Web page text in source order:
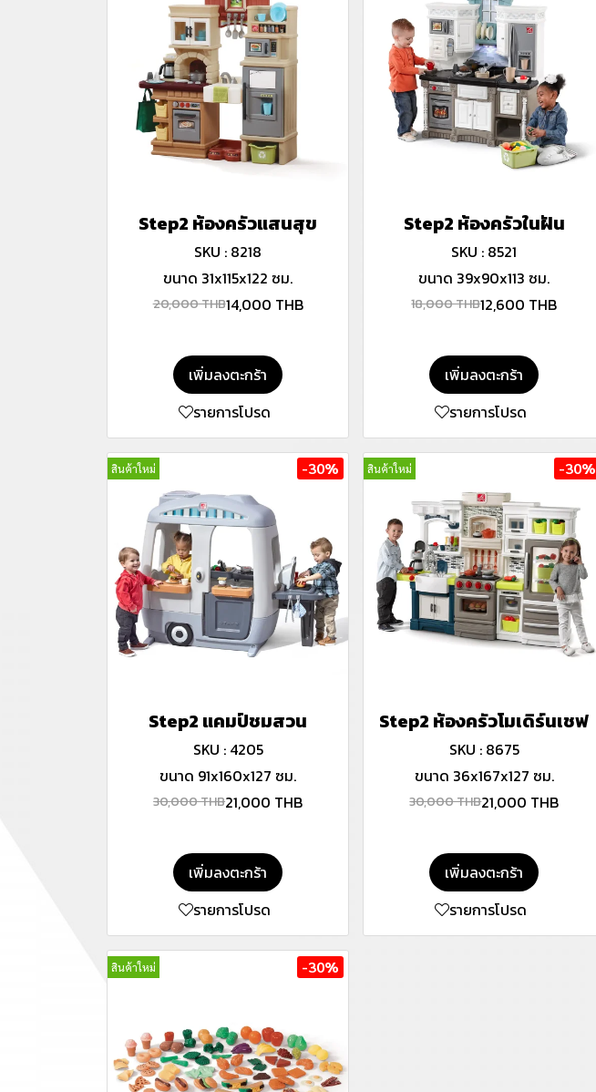
Step2 ห้องครัวแสนสุข
SKU : 8218
ขนาด 31x115x122 ซม.
20,000 THB14,000 THB
เพิ่มลงตะกร้า
รายการโปรด
Step2 ห้องครัวในฝัน
SKU : 8521
ขนาด 39x90x113 ซม.
18,000 THB12,600 THB
เพิ่มลงตะกร้า
รายการโปรด
สินค้าใหม่ -30%
Step2 แคมป์ชมสวน
SKU : 4205
ขนาด 91x160x127 ซม.
30,000 THB21,000 THB
เพิ่มลงตะกร้า
รายการโปรด
สินค้าใหม่ -30%
Step2 ห้องครัวโมเดิร์นเชฟ
SKU : 8675
ขนาด 36x167x127 ซม.
30,000 THB21,000 THB
เพิ่มลงตะกร้า
รายการโปรด
สินค้าใหม่ -30%